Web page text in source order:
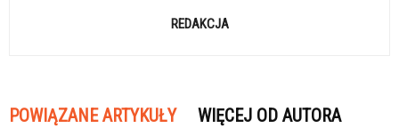
REDAKCJA
POWIĄZANE ARTYKUŁY WIĘCEJ OD AUTORA